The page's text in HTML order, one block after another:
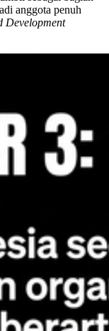
anggota penuh
Development